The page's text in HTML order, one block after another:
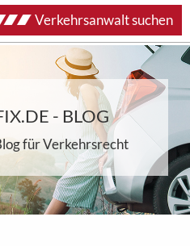
- BLOG
für Verkehrsrecht
Verkehrsanwalt suchen